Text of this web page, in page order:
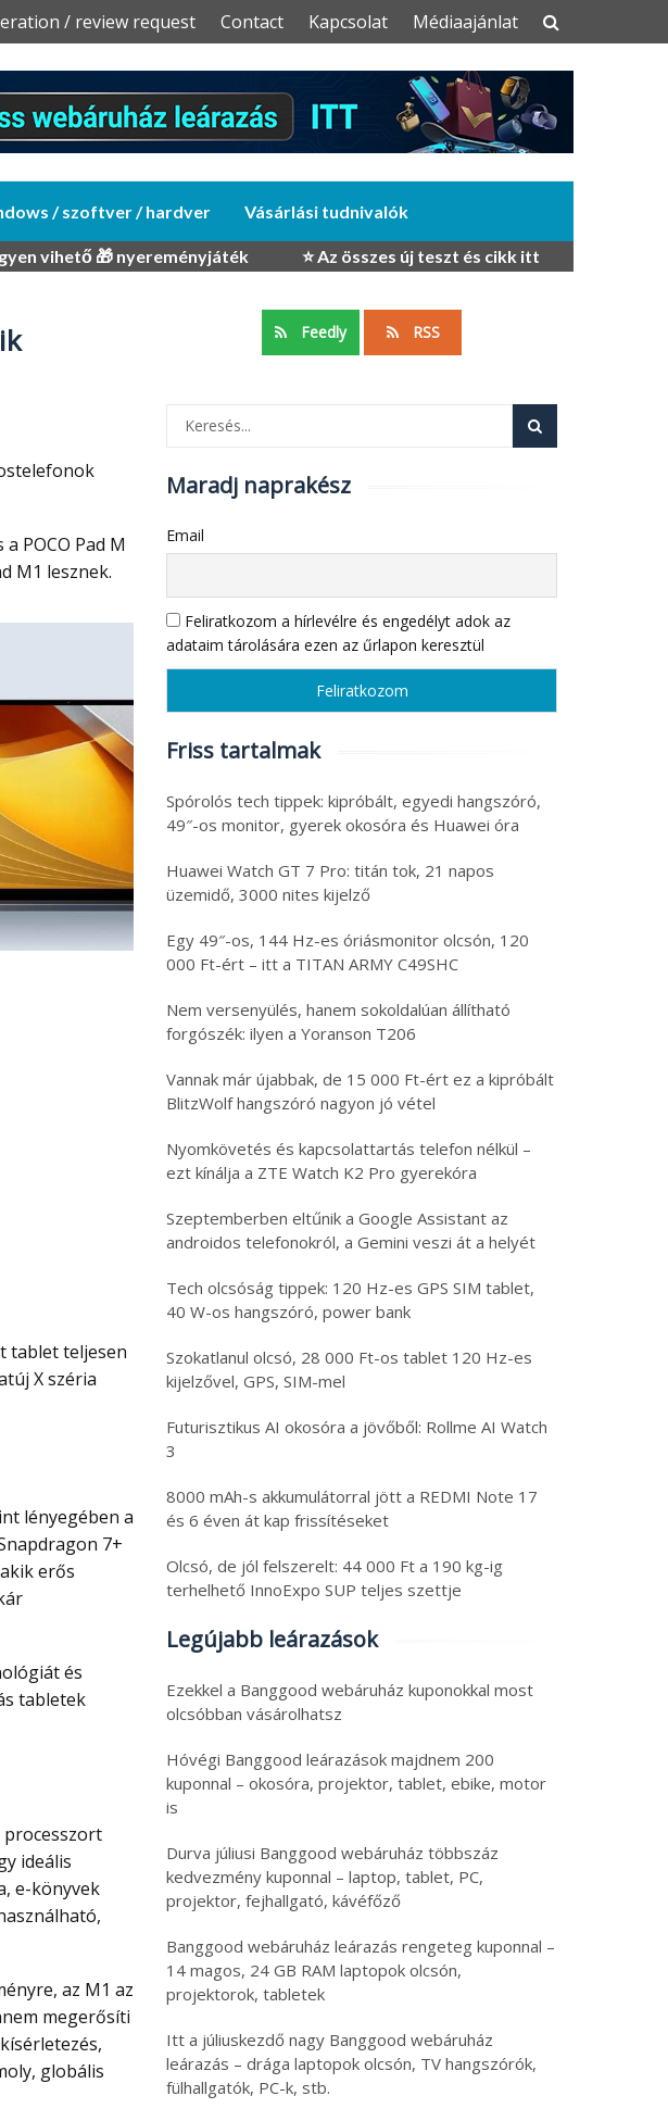
/ review request Contact Kapcsolat Médiaajánlat
/ szoftver / hardver Vásárlási tudnivalók
vihető 🎁 nyereményjáték ⭐ Az összes új teszt és cikk itt
M1 lesznek.
X széria
7+
erős
tabletek
ideális
e-könyvek
megerősíti
globális
Feedly RSS
Maradj naprakész
Email
Feliratkozom a hírlevélre és engedélyt adok az
adataim tárolására ezen az űrlapon keresztül
Friss tartalmak
Spórolós tech tippek: kipróbált, egyedi hangszóró,
49″-os monitor, gyerek okosóra és Huawei óra
Huawei Watch GT 7 Pro: titán tok, 21 napos
üzemidő, 3000 nites kijelző
Egy 49″-os, 144 Hz-es óriásmonitor olcsón, 120
000 Ft-ért – itt a TITAN ARMY C49SHC
Nem versenyülés, hanem sokoldalúan állítható
forgószék: ilyen a Yoranson T206
Vannak már újabbak, de 15 000 Ft-ért ez a kipróbált
BlitzWolf hangszóró nagyon jó vétel
Nyomkövetés és kapcsolattartás telefon nélkül –
ezt kínálja a ZTE Watch K2 Pro gyerekóra
Szeptemberben eltűnik a Google Assistant az
androidos telefonokról, a Gemini veszi át a helyét
Tech olcsóság tippek: 120 Hz-es GPS SIM tablet,
40 W-os hangszóró, power bank
Szokatlanul olcsó, 28 000 Ft-os tablet 120 Hz-es
kijelzővel, GPS, SIM-mel
Futurisztikus AI okosóra a jövőből: Rollme AI Watch
3
8000 mAh-s akkumulátorral jött a REDMI Note 17
és 6 éven át kap frissítéseket
Olcsó, de jól felszerelt: 44 000 Ft a 190 kg-ig
terhelhető InnoExpo SUP teljes szettje
Legújabb leárazások
Ezekkel a Banggood webáruház kuponokkal most
olcsóbban vásárolhatsz
Hóvégi Banggood leárazások majdnem 200
kuponnal – okosóra, projektor, tablet, ebike, motor
is
Durva júliusi Banggood webáruház többszáz
kedvezmény kuponnal – laptop, tablet, PC,
projektor, fejhallgató, kávéfőző
Banggood webáruház leárazás rengeteg kuponnal –
14 magos, 24 GB RAM laptopok olcsón,
projektorok, tabletek
Itt a júliuskezdő nagy Banggood webáruház
leárazás – drága laptopok olcsón, TV hangszórók,
fülhallgatók, PC-k, stb.